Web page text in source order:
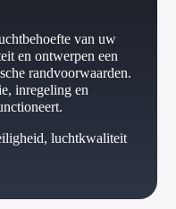
van uw
en ontwerpen een
randvoorwaarden.
inregeling en
luchtkwaliteit